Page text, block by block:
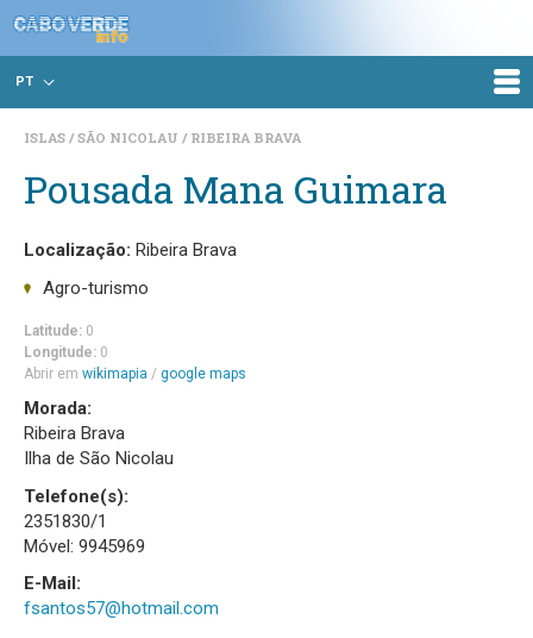
PT
ISLAS SÃO NICOLAU RIBEIRA BRAVA
Pousada Mana Guimara
Localização: Ribeira Brava
Agro-turismo
Latitude: 0
Longitude: 0
Abrir em wikimapia / google maps
Morada:
Ribeira Brava
Ilha de São Nicolau
Telefone(s):
2351830/1
Móvel: 9945969
E-Mail:
fsantos57@hotmail.com